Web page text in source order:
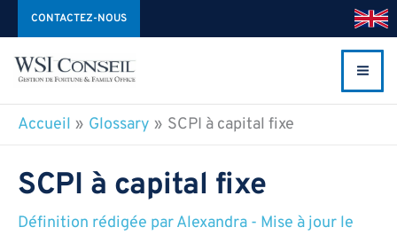
Aller
au
contenu
CONTACTEZ-NOUS
Accueil Glossary SCPI à capital fixe
SCPI à capital fixe
Définition rédigée parAlexandra - Mise à jour le